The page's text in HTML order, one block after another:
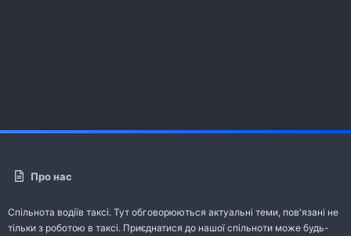
Про нас
Спільнота водіїв таксі. Тут обговорюються актуальні теми, пов'язані не
тільки з роботою в таксі. Приєднатися до нашої спільноти може будь-